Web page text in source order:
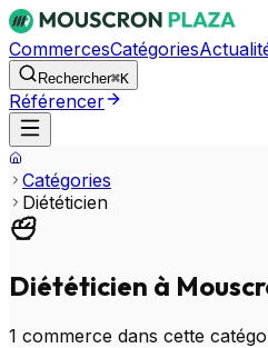
CommercesCatégories
Rechercher⌘K
Référencer
Catégories
Diététicien
Diététicien à
1 commerce dans cette